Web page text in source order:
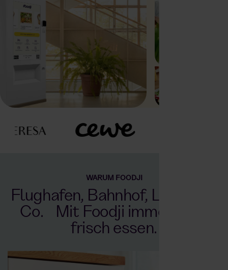
WARUM FOODJI
Flughafen, Bahnhof, Lounge &
Co. Mit Foodji immer ultra
frisch essen.